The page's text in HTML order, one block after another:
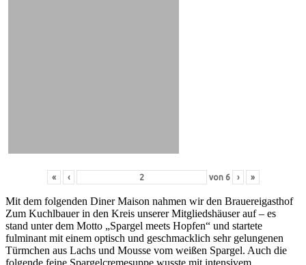
« ‹ von 6 › »
Mit dem folgenden Diner Maison nahmen wir den Brauereigasthof
Zum Kuchlbauer in den Kreis unserer Mitgliedshäuser auf – es
stand unter dem Motto „Spargel meets Hopfen“ und startete
fulminant mit einem optisch und geschmacklich sehr gelungenen
Türmchen aus Lachs und Mousse vom weißen Spargel. Auch die
folgende feine Spargelcremesuppe wusste mit intensivem